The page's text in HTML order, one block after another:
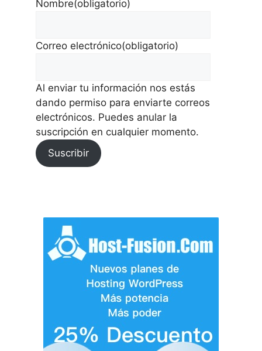
Nombre(obligatorio)
Correo electrónico(obligatorio)
Al enviar tu información nos estás
dando permiso para enviarte correos
electrónicos. Puedes anular la
suscripción en cualquier momento.
Suscribir